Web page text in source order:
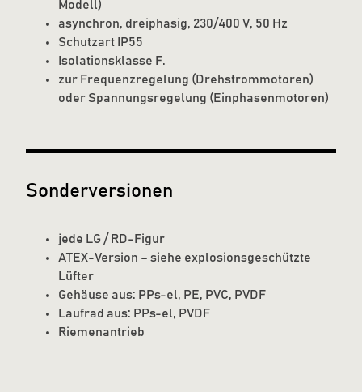
Modell)
asynchron, dreiphasig, 230/400 V, 50 Hz
Schutzart IP55
Isolationsklasse F.
zur Frequenzregelung (Drehstrommotoren)
oder Spannungsregelung (Einphasenmotoren)
Sonderversionen
jede LG / RD-Figur
ATEX-Version – siehe explosionsgeschützte
Lüfter
Gehäuse aus: PPs-el, PE, PVC, PVDF
Laufrad aus: PPs-el, PVDF
Riemenantrieb